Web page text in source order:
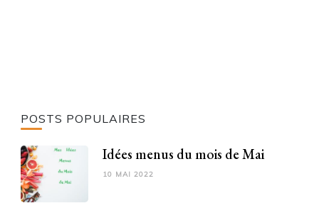
POSTS POPULAIRES
Idées menus du mois de Mai
10 MAI 2022